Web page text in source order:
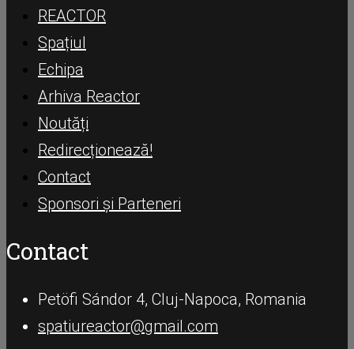
REACTOR
Spațiul
Echipa
Arhiva Reactor
Noutăți
Redirecționează!
Contact
Sponsori și Parteneri
Contact
Petöfi Sándor 4, Cluj-Napoca, Romania
spatiureactor@gmail.com